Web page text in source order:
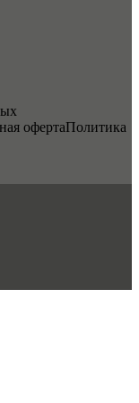
офертаПолитика